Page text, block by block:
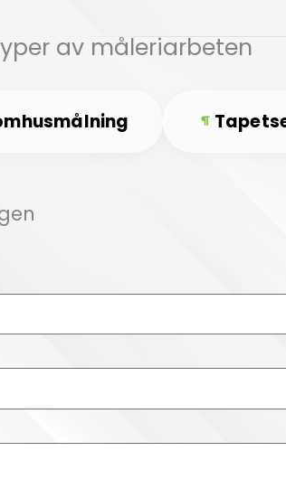
av måleriarbeten